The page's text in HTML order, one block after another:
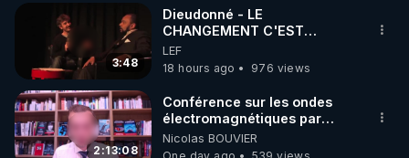
▶ 30 jours gratuit sur l’application de méditation et
de bien-être ENVOL :
Rendez-vous sur https://www.envol.app/code
le code : REGENERE
3:48
Dieudonné - LE
CHANGEMENT C'EST
MAINTENANT
LEF
18 hours ago
976 views
2:13:08
Conférence sur les ondes
électromagnétiques par
Grégoire Caustru et Bart de
Wever !
Nicolas BOUVIER